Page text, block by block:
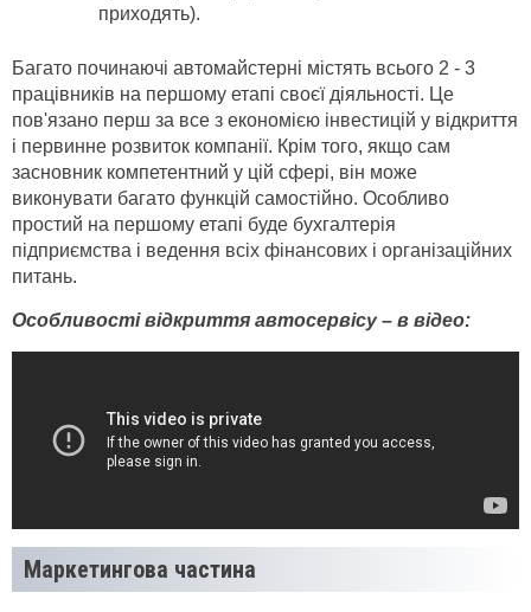
приходять).
Багато починаючі автомайстерні містять всього 2 - 3
працівників на першому етапі своєї діяльності. Це
пов'язано перш за все з економією інвестицій у відкриття
і первинне розвиток компанії. Крім того, якщо сам
засновник компетентний у цій сфері, він може
виконувати багато функцій самостійно. Особливо
простий на першому етапі буде бухгалтерія
підприємства і ведення всіх фінансових і організаційних
питань.
Особливості відкриття автосервісу – в відео:
Маркетингова частина